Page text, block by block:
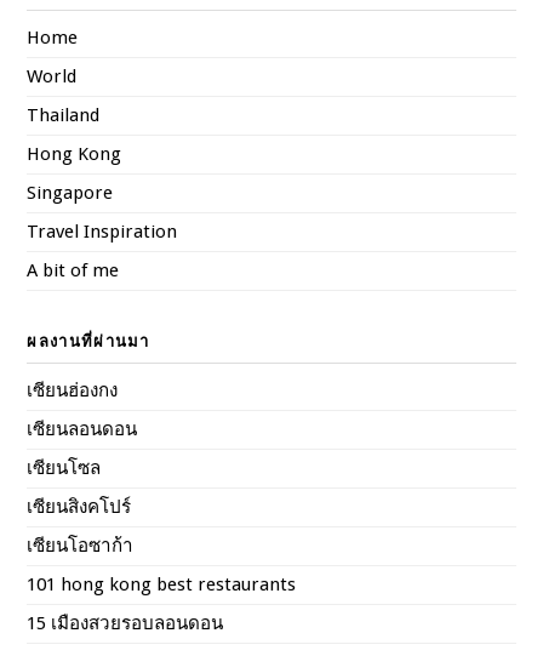
Home
World
Thailand
Hong Kong
Singapore
Travel Inspiration
A bit of me
ผลงานที่ผ่านมา
เซียนฮ่องกง
เซียนลอนดอน
เซียนโซล
เซียนสิงคโปร์
เซียนโอซาก้า
101 hong kong best restaurants
15 เมืองสวยรอบลอนดอน